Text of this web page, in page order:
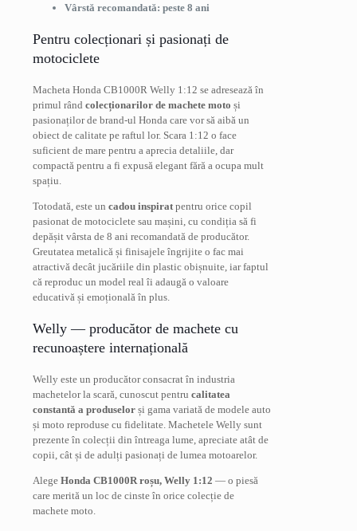
Vârstă recomandată: peste 8 ani
Pentru colecționari și pasionați de
motociclete
Macheta Honda CB1000R Welly 1:12 se adresează în
primul rând colecționarilor de machete moto și
pasionaților de brand-ul Honda care vor să aibă un
obiect de calitate pe raftul lor. Scara 1:12 o face
suficient de mare pentru a aprecia detaliile, dar
compactă pentru a fi expusă elegant fără a ocupa mult
spațiu.
Totodată, este un cadou inspiratpentru orice copil
pasionat de motociclete sau mașini, cu condiția să fi
depășit vârsta de 8 ani recomandată de producător.
Greutatea metalică și finisajele îngrijite o fac mai
atractivă decât jucăriile din plastic obișnuite, iar faptul
că reproduc un model real îi adaugă o valoare
educativă și emoțională în plus.
Welly — producător de machete cu
recunoaștere internațională
Welly este un producător consacrat în industria
machetelor la scară, cunoscut pentru calitatea
constantă a produselor și gama variată de modele auto
și moto reproduse cu fidelitate. Machetele Welly sunt
prezente în colecții din întreaga lume, apreciate atât de
copii, cât și de adulți pasionați de lumea motoarelor.
Alege Honda CB1000R roșu, Welly 1:12 — o piesă
care merită un loc de cinste în orice colecție de
machete moto.